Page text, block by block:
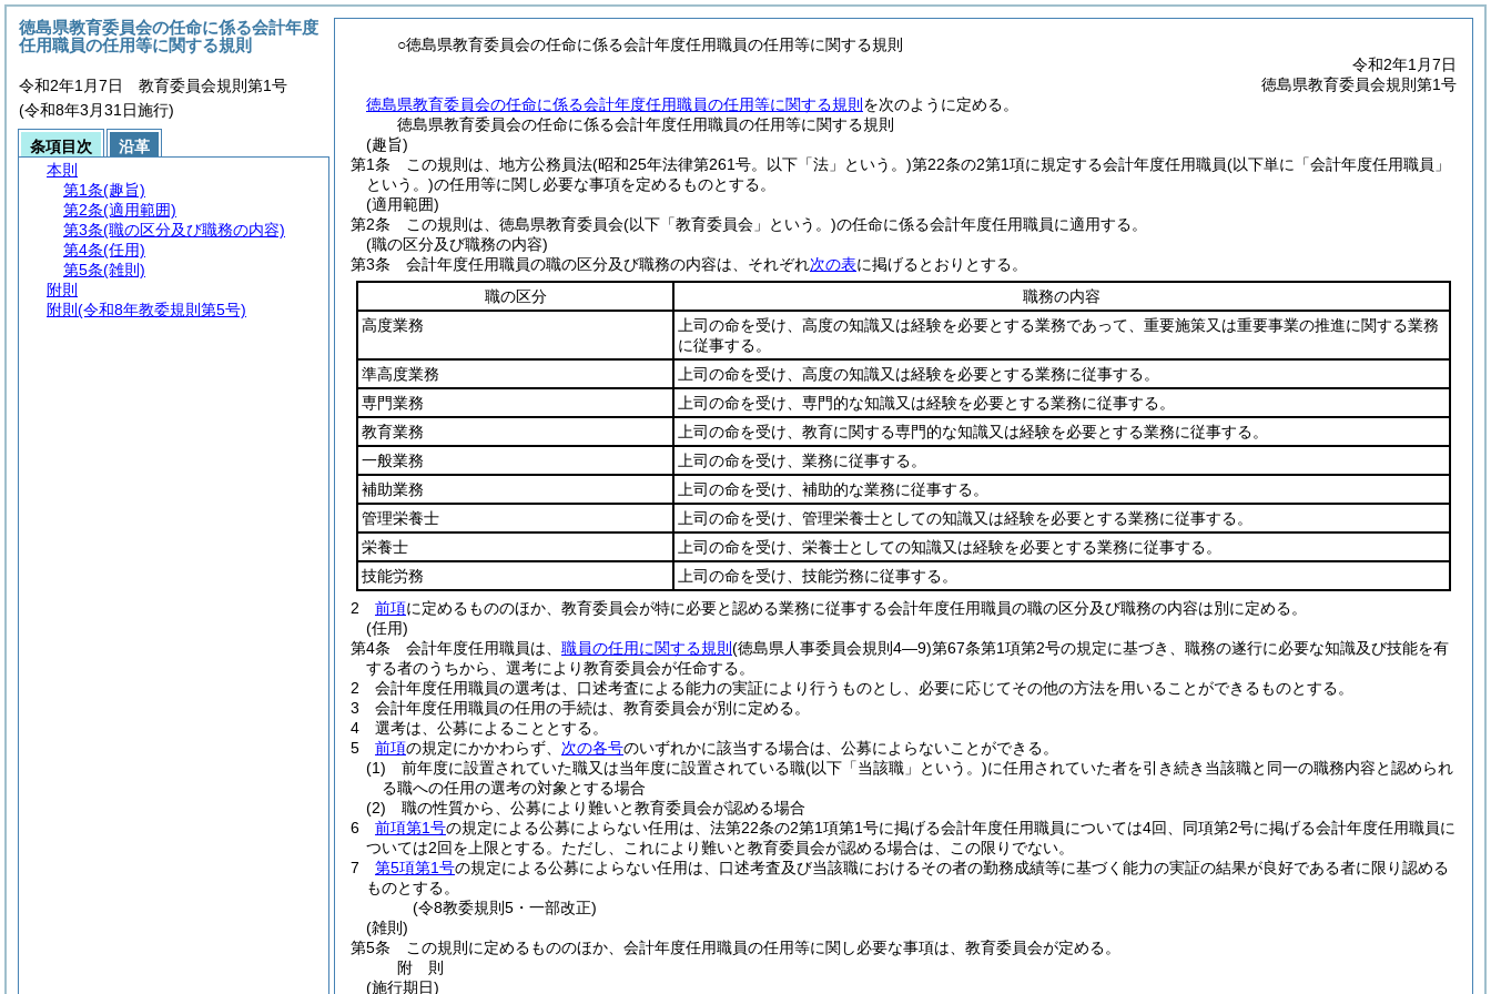
○徳島県教育委員会の任命に係る会計年度任用職員の任用等に関する規則
令和2年1月7日
徳島県教育委員会規則第1号
徳島県教育委員会の任命に係る会計年度任用職員の任用等に関する規則 を次のように定める。
徳島県教育委員会の任命に係る会計年度任用職員の任用等に関する規則
(趣旨)
第1条
この規則は、地方公務員法(昭和25年法律第261号。以下「法」という。)第22条の2第1項に規定する会計年度任用職員(以下単に「会計年度任用職員」
という。)の任用等に関し必要な事項を定めるものとする。
(適用範囲)
第2条
この規則は、徳島県教育委員会(以下「教育委員会」という。)の任命に係る会計年度任用職員に適用する。
(職の区分及び職務の内容)
第3条
会計年度任用職員の職の区分及び職務の内容は、それぞれ次の表に掲げるとおりとする。
職の区分
職務の内容
高度業務
上司の命を受け、高度の知識又は経験を必要とする業務であって、重要施策又は重要事業の推進に関する業務
に従事する。
準高度業務
上司の命を受け、高度の知識又は経験を必要とする業務に従事する。
専門業務
上司の命を受け、専門的な知識又は経験を必要とする業務に従事する。
教育業務
上司の命を受け、教育に関する専門的な知識又は経験を必要とする業務に従事する。
一般業務
上司の命を受け、業務に従事する。
補助業務
上司の命を受け、補助的な業務に従事する。
管理栄養士
上司の命を受け、管理栄養士としての知識又は経験を必要とする業務に従事する。
栄養士
上司の命を受け、栄養士としての知識又は経験を必要とする業務に従事する。
技能労務
上司の命を受け、技能労務に従事する。
2
前項に定めるもののほか、教育委員会が特に必要と認める業務に従事する会計年度任用職員の職の区分及び職務の内容は別に定める。
(任用)
第4条
会計年度任用職員は、 職員の任用に関する規則 (徳島県人事委員会規則4―9)第67条第1項第2号の規定に基づき、職務の遂行に必要な知識及び技能を有
する者のうちから、選考により教育委員会が任命する。
2
会計年度任用職員の選考は、口述考査による能力の実証により行うものとし、必要に応じてその他の方法を用いることができるものとする。
3
会計年度任用職員の任用の手続は、教育委員会が別に定める。
4
選考は、公募によることとする。
5
前項の規定にかかわらず、 次の各号のいずれかに該当する場合は、公募によらないことができる。
(1)
前年度に設置されていた職又は当年度に設置されている職(以下「当該職」という。)に任用されていた者を引き続き当該職と同一の職務内容と認められ
る職への任用の選考の対象とする場合
(2)
職の性質から、公募により難いと教育委員会が認める場合
6
前項第1号の規定による公募によらない任用は、法第22条の2第1項第1号に掲げる会計年度任用職員については4回、同項第2号に掲げる会計年度任用職員に
ついては2回を上限とする。 ただし、これにより難いと教育委員会が認める場合は、この限りでない。
7
第5項第1号の規定による公募によらない任用は、口述考査及び当該職におけるその者の勤務成績等に基づく能力の実証の結果が良好である者に限り認める
ものとする。
(令8教委規則5・一部改正)
(雑則)
第5条
この規則に定めるもののほか、会計年度任用職員の任用等に関し必要な事項は、教育委員会が定める。
附 則
(施行期日)
徳島県教育委員会の任命に係る会計年度
任用職員の任用等に関する規則
令和2年1月7日 教育委員会規則第1号
(令和8年3月31日施行)
条項目次
沿革
本則
第1条(趣旨)
第2条(適用範囲)
第3条(職の区分及び職務の内容)
第4条(任用)
第5条(雑則)
附則
附則 (令和8年教委規則第5号)